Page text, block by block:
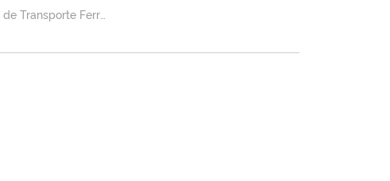
Superintendência de Transporte Ferroviário.